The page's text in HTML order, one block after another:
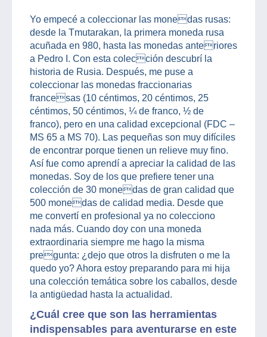
Yo empecé a coleccionar las monedas rusas:
desde la Tmutarakan, la primera moneda rusa
acuñada en 980, hasta las monedas anteriores
a Pedro I. Con esta colección descubrí la
historia de Rusia. Después, me puse a
coleccionar las monedas fraccionarias
francesas (10 céntimos, 20 céntimos, 25
céntimos, 50 céntimos, ¼ de franco, ½ de
franco), pero en una calidad excepcional (FDC –
MS 65 a MS 70). Las pequeñas son muy difíciles
de encontrar porque tienen un relieve muy fino.
Así fue como aprendí a apreciar la calidad de las
monedas. Soy de los que prefiere tener una
colección de 30 monedas de gran calidad que
500 monedas de calidad media. Desde que
me convertí en profesional ya no colecciono
nada más. Cuando doy con una moneda
extraordinaria siempre me hago la misma
pregunta: ¿dejo que otros la disfruten o me la
quedo yo? Ahora estoy preparando para mi hija
una colección temática sobre los caballos, desde
la antigüedad hasta la actualidad.
¿Cuál cree que son las herramientas
indispensables para aventurarse en este